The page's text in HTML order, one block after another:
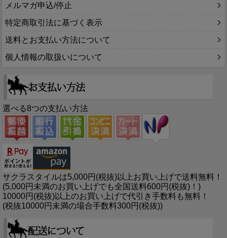
メルマガ申込/停止
特定商取引法に基づく表示
送料とお支払い方法について
個人情報の取扱いについて
選べる8つの支払い方法
サクラスタイルは5,000円(税抜)以上お買い上げで送料無料！
(5,000円未満のお買い上げでも全国送料600円(税抜)！)
10000円(税抜)以上のお買い上げで代引き手数料も無料！
(税抜10000円未満の場合手数料300円(税抜))